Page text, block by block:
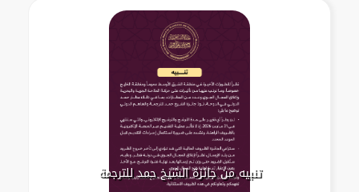
تنبيه من جائزة الشيخ حمد للترجمة